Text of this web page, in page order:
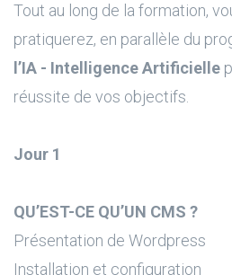
Tout au long de la formation,
pratiquerez, en parallèle du
l’IA - Intelligence Artificielle
réussite de vos objectifs.
Jour 1
QU’EST-CE QU’UN CMS ?
Présentation de Wordpress
Installation et configuration